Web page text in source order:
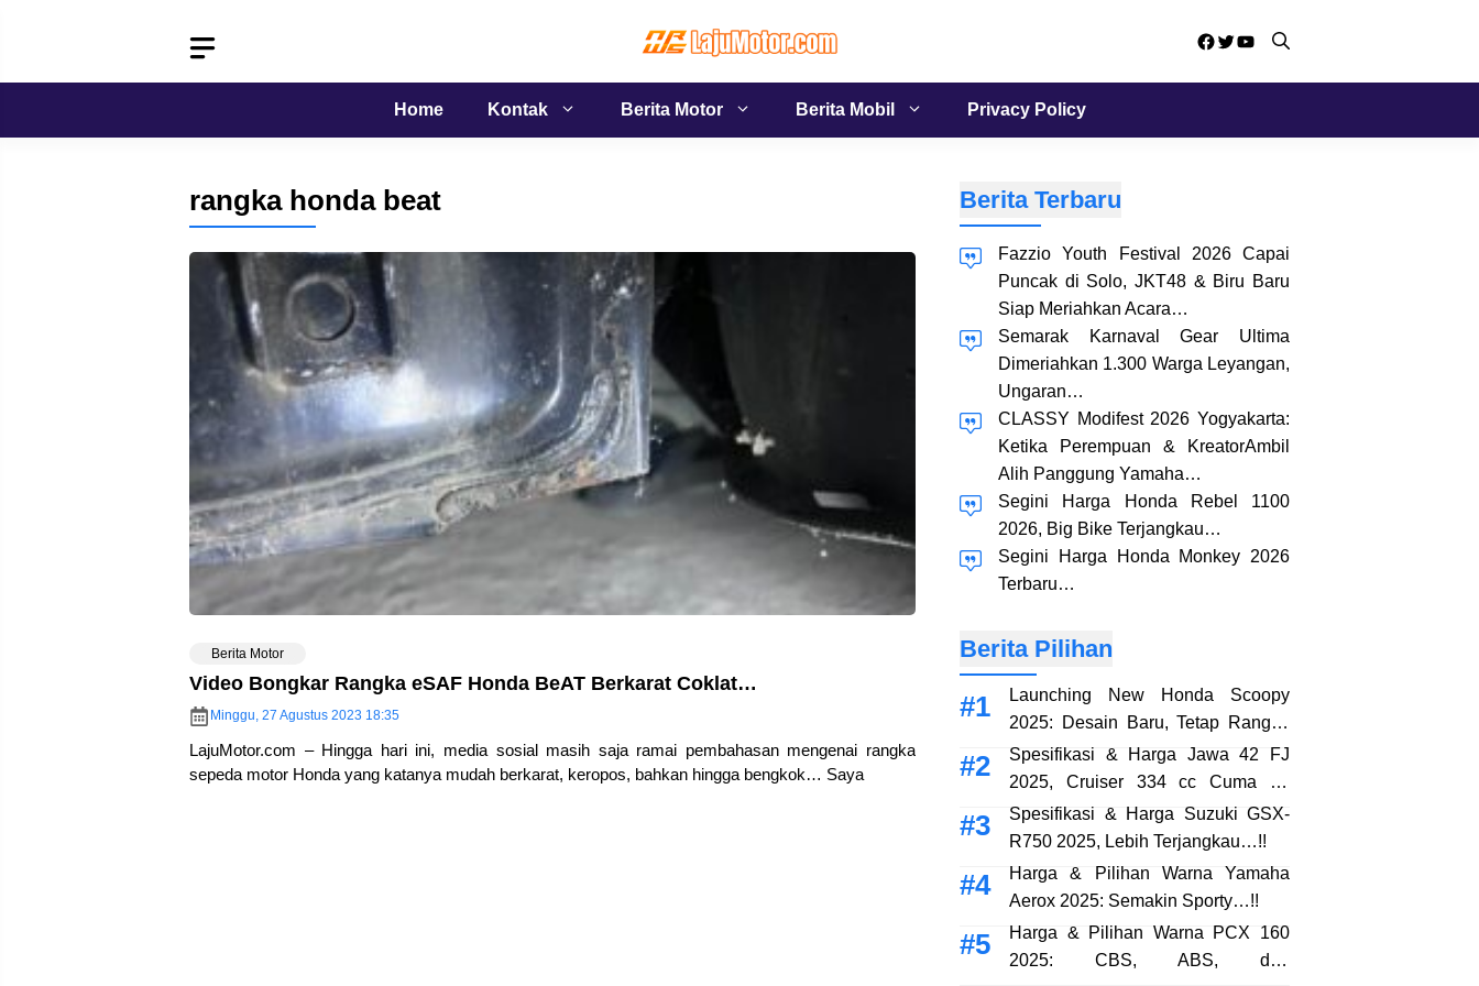
Facebook
Twitter
YouTube
Home Kontak Berita Motor Berita Mobil Privacy Policy
rangka honda beat
Berita Motor
Video Bongkar Rangka eSAF Honda BeAT Berkarat Coklat…
Minggu, 27 Agustus 2023 18:35
LajuMotor.com – Hingga hari ini, media sosial masih saja ramai pembahasan mengenai rangka
sepeda motor Honda yang katanya mudah berkarat, keropos, bahkan hingga bengkok… Saya
Berita Terbaru
Fazzio Youth Festival 2026 Capai
Puncak di Solo, JKT48 & Biru Baru
Siap Meriahkan Acara…
Semarak Karnaval Gear Ultima
Dimeriahkan 1.300 Warga Leyangan,
Ungaran…
CLASSY Modifest 2026 Yogyakarta:
Ketika Perempuan & KreatorAmbil
Alih Panggung Yamaha…
Segini Harga Honda Rebel 1100
2026, Big Bike Terjangkau…
Segini Harga Honda Monkey 2026
Terbaru…
Berita Pilihan
Launching New Honda Scoopy
2025: Desain Baru, Tetap Rangka
eSAF…!!
Spesifikasi & Harga Jawa 42 FJ
2025, Cruiser 334 cc Cuma 38
Jutaan…!!
Spesifikasi & Harga Suzuki GSX-
R750 2025, Lebih Terjangkau…!!
Harga & Pilihan Warna Yamaha
Aerox 2025: Semakin Sporty…!!
Harga & Pilihan Warna PCX 160
2025: CBS, ABS, dan